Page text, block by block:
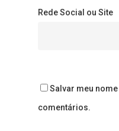
Rede Social ou Site
Salvar meu
comentários.